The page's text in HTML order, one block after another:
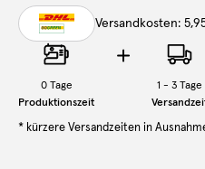
Versandkosten:
0Tage
Produktionszeit
1 - 3 Tage
* kürzere Versandzeiten in